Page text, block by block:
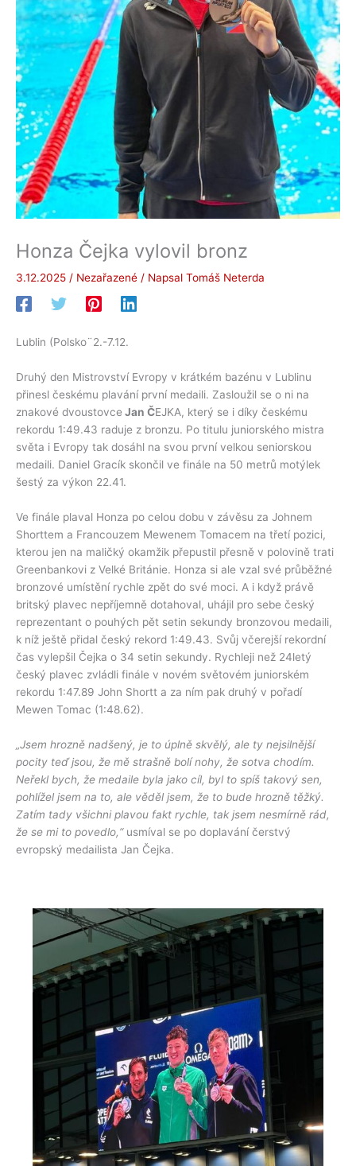
Honza Čejka vylovil bronz
3.12.2025 / Nezařazené / Napsal Tomáš Neterda
Lublin (Polsko¨2.-7.12.
Druhý den Mistrovství Evropy v krátkém bazénu v Lublinu
přinesl českému plavání první medaili. Zasloužil se o ni na
znakové dvoustovce Jan ČEJKA, který se i díky českému
rekordu 1:49.43 raduje z bronzu. Po titulu juniorského mistra
světa i Evropy tak dosáhl na svou první velkou seniorskou
medaili. Daniel Gracík skončil ve finále na 50 metrů motýlek
šestý za výkon 22.41.
Ve finále plaval Honza po celou dobu v závěsu za Johnem
Shorttem a Francouzem Mewenem Tomacem na třetí pozici,
kterou jen na maličký okamžik přepustil přesně v polovině trati
Greenbankovi z Velké Británie. Honza si ale vzal své průběžné
bronzové umístění rychle zpět do své moci. A i když právě
britský plavec nepříjemně dotahoval, uhájil pro sebe český
reprezentant o pouhých pět setin sekundy bronzovou medaili,
k níž ještě přidal český rekord 1:49.43. Svůj včerejší rekordní
čas vylepšil Čejka o 34 setin sekundy. Rychleji než 24letý
český plavec zvládli finále v novém světovém juniorském
rekordu 1:47.89 John Shortt a za ním pak druhý v pořadí
Mewen Tomac (1:48.62).
„Jsem hrozně nadšený, je to úplně skvělý, ale ty nejsilnější
pocity teď jsou, že mě strašně bolí nohy, že sotva chodím.
Neřekl bych, že medaile byla jako cíl, byl to spíš takový sen,
pohlížel jsem na to, ale věděl jsem, že to bude hrozně těžký.
Zatím tady všichni plavou fakt rychle, tak jsem nesmírně rád,
že se mi to povedlo,“usmíval se po doplavání čerstvý
evropský medailista Jan Čejka.